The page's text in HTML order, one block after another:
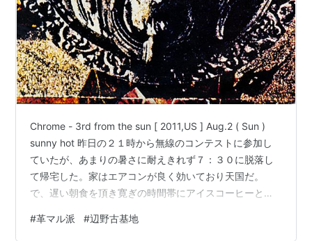
Chrome - 3rd from the sun [ 2011,US ] Aug.2 ( Sun )
sunny hot 昨日の２１時から無線のコンテストに参加し
ていたが、あまりの暑さに耐えきれず７：３０に脱落し
て帰宅した。家はエアコンが良く効いており天国だ。
で、遅い朝食を頂き寛ぎの時間帯にアイスコーヒーとお
Chromeの円盤を聴きましょう、イェイ 1. Firebomb 先ず
#革マル派 #辺野古基地